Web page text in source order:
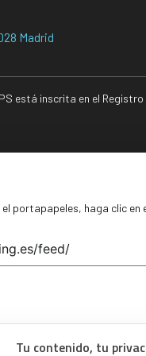
Tu contenido, tu
Madrid
está inscrita en el
el portapapeles, haga clic en